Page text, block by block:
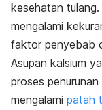
kesehatan
mengalami
faktor penyebab
Asupan kalsium
proses
mengalami patah